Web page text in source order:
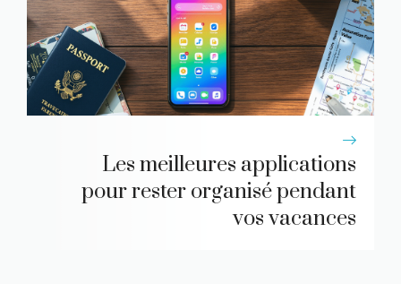
Les meilleures applications
pour rester organisé pendant
vos vacances